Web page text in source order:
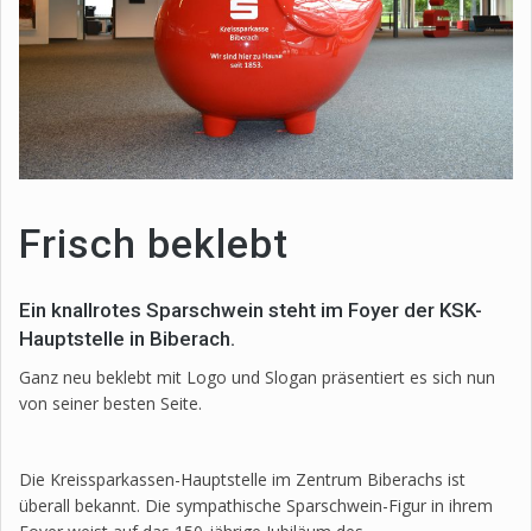
Frisch beklebt
Ein knallrotes Sparschwein steht im Foyer der KSK-
Hauptstelle in Biberach.
Ganz neu beklebt mit Logo und Slogan präsentiert es sich nun
von seiner besten Seite.
Die Kreissparkassen-Hauptstelle im Zentrum Biberachs ist
überall bekannt. Die sympathische Sparschwein-Figur in ihrem